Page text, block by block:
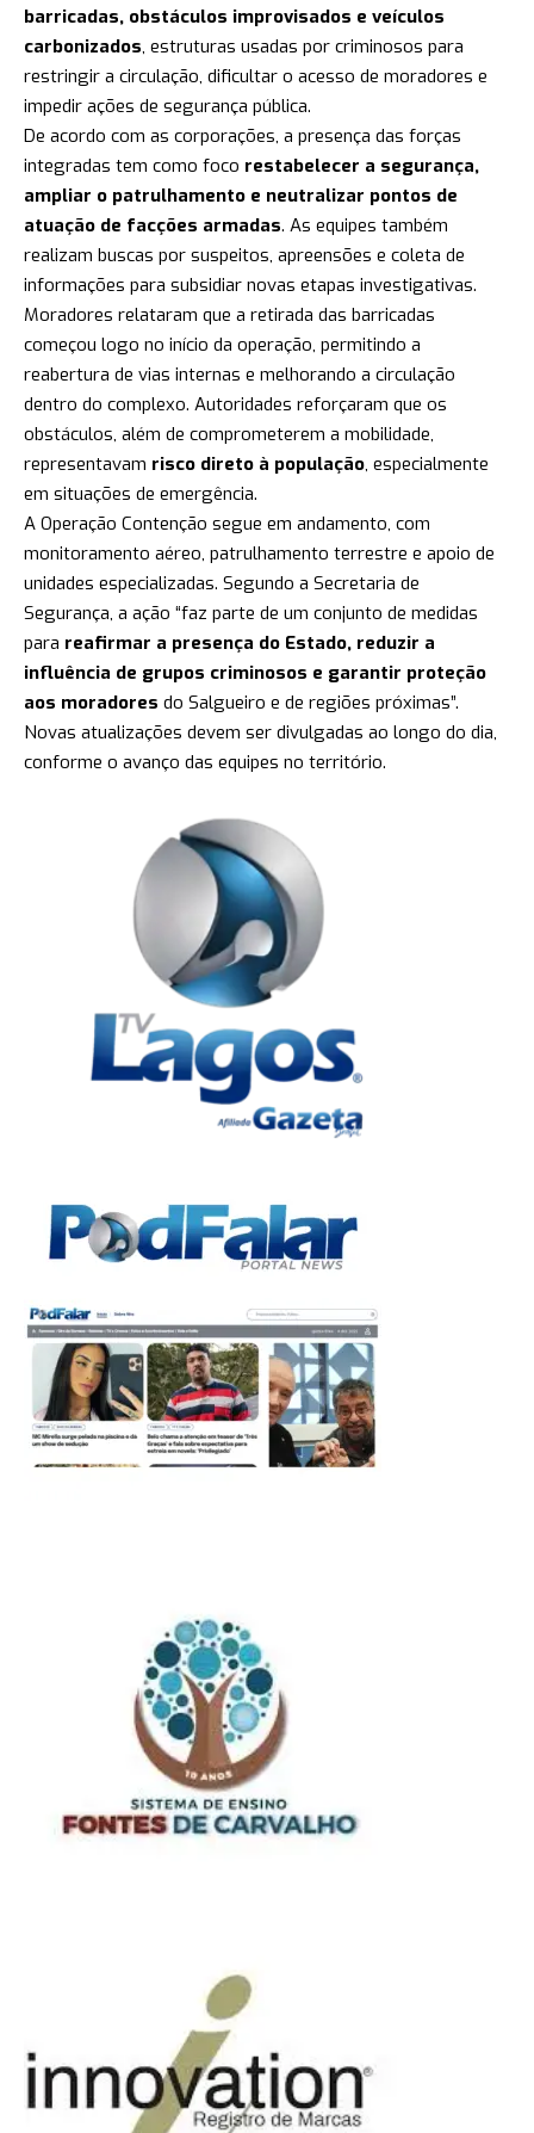
barricadas, obstáculos improvisados e veículos
carbonizados, estruturas usadas por criminosos para
restringir a circulação, dificultar o acesso de moradores e
impedir ações de segurança pública.
De acordo com as corporações, a presença das forças
integradas tem como foco restabelecer a segurança,
ampliar o patrulhamento e neutralizar pontos de
atuação de facções armadas. As equipes também
realizam buscas por suspeitos, apreensões e coleta de
informações para subsidiar novas etapas investigativas.
Moradores relataram que a retirada das barricadas
começou logo no início da operação, permitindo a
reabertura de vias internas e melhorando a circulação
dentro do complexo. Autoridades reforçaram que os
obstáculos, além de comprometerem a mobilidade,
representavam risco direto à população, especialmente
em situações de emergência.
A Operação Contenção segue em andamento, com
monitoramento aéreo, patrulhamento terrestre e apoio de
unidades especializadas. Segundo a Secretaria de
Segurança, a ação “faz parte de um conjunto de medidas
para reafirmar a presença do Estado, reduzir a
influência de grupos criminosos e garantir proteção
aos moradores do Salgueiro e de regiões próximas”.
Novas atualizações devem ser divulgadas ao longo do dia,
conforme o avanço das equipes no território.